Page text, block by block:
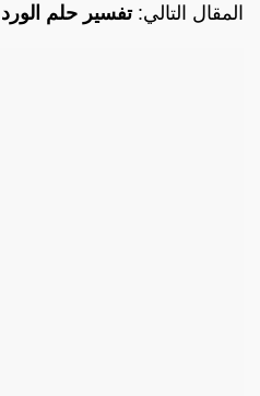
المقال التالي:تفسير حلم